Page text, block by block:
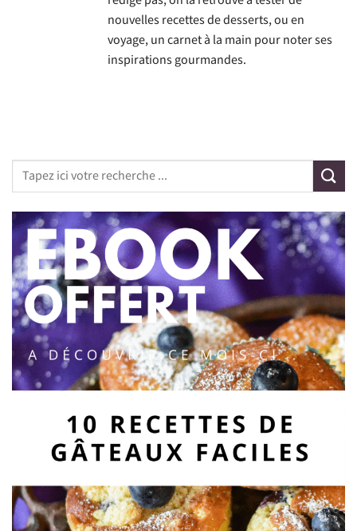
nouvelles recettes de desserts, ou en
voyage, un carnet à la main pour noter ses
inspirations gourmandes.